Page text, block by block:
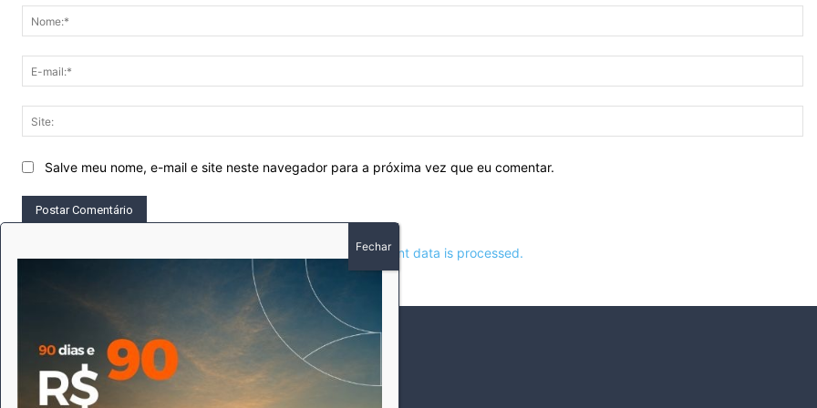
Salve meu nome, e-mail e site neste navegador para a próxima vez que eu comentar.
Learn how your comment data is processed.
SOBRE